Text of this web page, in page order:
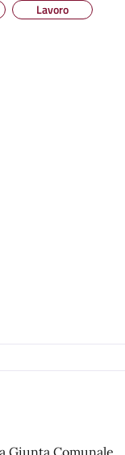
Lavoro
Giunta Comunale